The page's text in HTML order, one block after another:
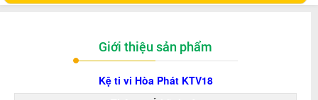
Giới thiệu sản phẩm
Kệ ti vi Hòa Phát KTV18